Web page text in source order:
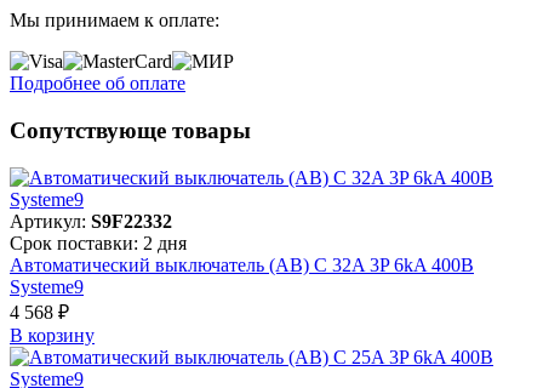
Мы принимаем к оплате:
Подробнее об оплате
Сопутствующе товары
Артикул: S9F22332
Срок поставки: 2 дня
Автоматический выключатель (АВ) C 32A 3P 6kA 400В
Systeme9
4 568 ₽
В корзинy